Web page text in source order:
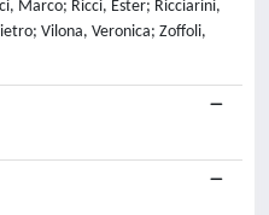
Marco; Ricci, Ester; Ricciarini,
Vilona, Veronica; Zoffoli,